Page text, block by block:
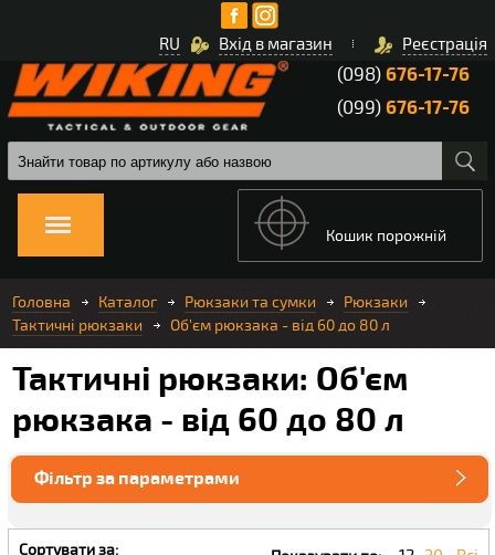
Вхід в магазин Реєстрація
RU
(098)676-17-76
(099)676-17-76
Кошик порожній
Головна Каталог Рюкзаки та сумки
Рюкзаки
Тактичні рюкзаки
Об'єм рюкзака - від 60 до 80 л
Тактичні рюкзаки: Об'єм
рюкзака - від 60 до 80 л
Фільтр за параметрами
Сортувати за: